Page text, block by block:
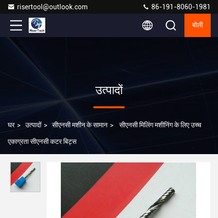
risertool@outlook.com 86-191-8060-1981
बोली
उत्पादों
घर > उत्पादों > सीएनसी मशीन के सामान > सीएनसी मिलिंग मशीनिंग के लिए उच्च
एकाग्रता सीएनसी कटर बिट्स